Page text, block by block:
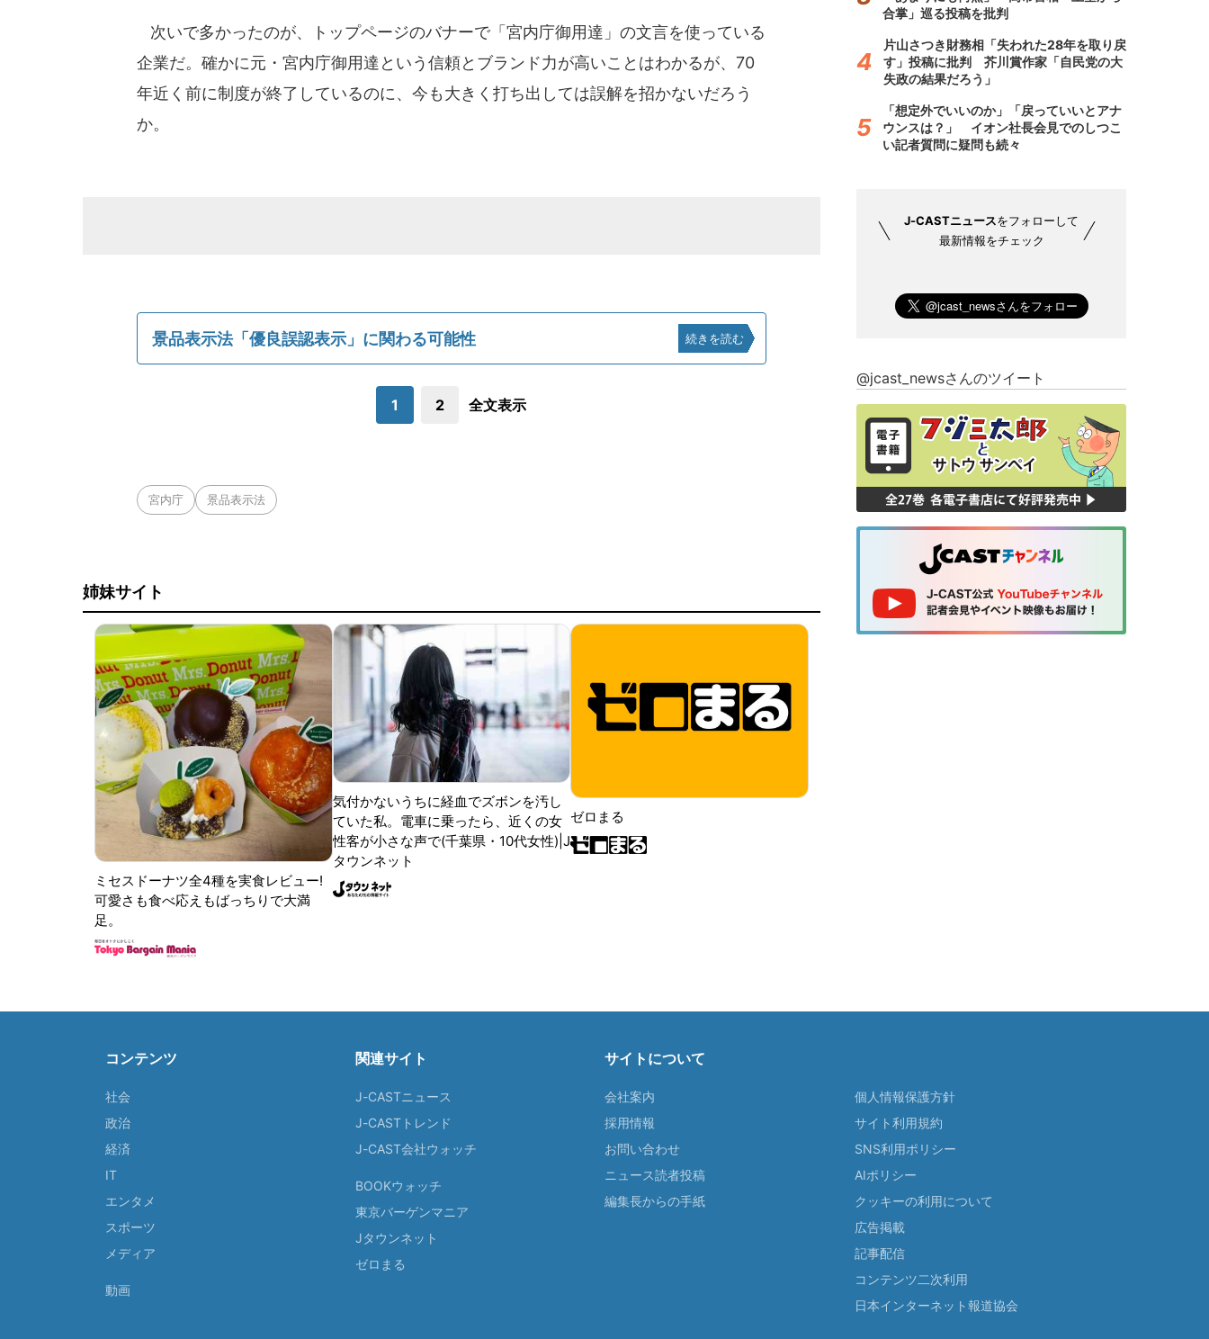
次いで多かったのが、トップページのバナーで「宮内庁御用達」の文言を使っている
企業だ。確かに元・宮内庁御用達という信頼とブランド力が高いことはわかるが、70
年近く前に制度が終了しているのに、今も大きく打ち出しては誤解を招かないだろう
か。
景品表示法「優良誤認表示」に関わる可能性 続きを読む
1 2 全文表示
宮内庁 景品表示法
姉妹サイト
ミセスドーナツ全4種を実食レビュー!
可愛さも食べ応えもばっちりで大満
足。
気付かないうちに経血でズボンを汚し
ていた私。電車に乗ったら、近くの女
性客が小さな声で(千葉県・10代女性)|J
タウンネット
ゼロまる
合掌」巡る投稿を批判
片山さつき財務相「失われた28年を取り戻
す」投稿に批判 芥川賞作家「自民党の大
失政の結果だろう」
「想定外でいいのか」「戻っていいとアナ
ウンスは？」 イオン社長会見でのしつこ
い記者質問に疑問も続々
J-CASTニュースをフォローして
最新情報をチェック
@jcast_newsさんのツイート
コンテンツ
社会
政治
経済
IT
エンタメ
スポーツ
メディア
動画
関連サイト
J-CASTニュース
J-CASTトレンド
J-CAST会社ウォッチ
BOOKウォッチ
東京バーゲンマニア
Jタウンネット
ゼロまる
サイトについて
会社案内
採用情報
お問い合わせ
ニュース読者投稿
編集長からの手紙
個人情報保護方針
サイト利用規約
SNS利用ポリシー
AIポリシー
クッキーの利用について
広告掲載
記事配信
コンテンツ二次利用
日本インターネット報道協会